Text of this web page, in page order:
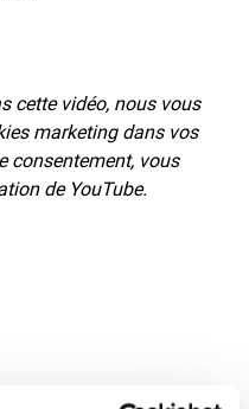
cette vidéo, nous vous
marketing dans vos
consentement, vous
de YouTube.